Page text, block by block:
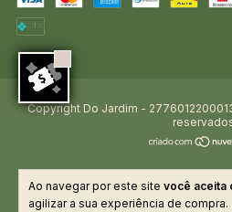
Ao navegar por este site você aceita
agilizar a sua experiência de compra.
Copyright Do Jardim -